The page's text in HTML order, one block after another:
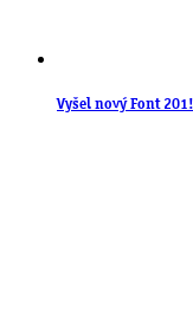
Vyšel nový Font 201!